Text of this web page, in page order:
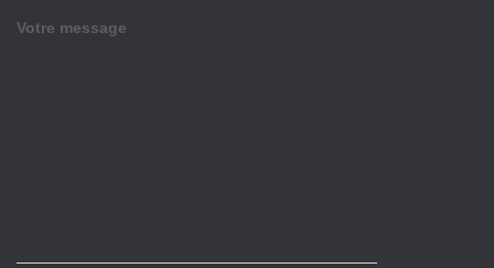
Votre message